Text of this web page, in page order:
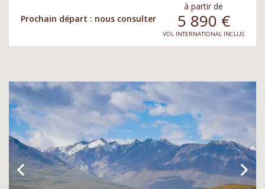
Prochain départ : nous consulter
à partir de
5 890 €
VOL INTERNATIONAL INCLUS